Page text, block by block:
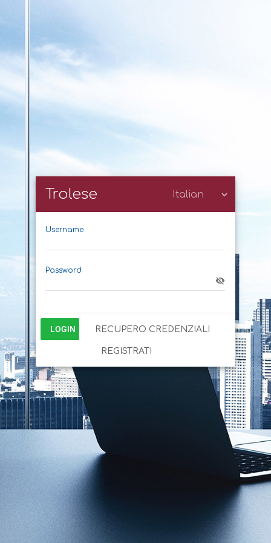
Trolese
Username
Password
LOGIN RECUPERO CREDENZIALI
REGISTRATI